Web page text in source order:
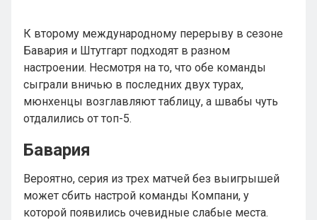
К второму международному перерыву в сезоне
Бавария и Штутгарт подходят в разном
настроении. Несмотря на то, что обе команды
сыграли вничью в последних двух турах,
мюнхенцы возглавляют таблицу, а швабы чуть
отдалились от топ-5.
Бавария
Вероятно, серия из трех матчей без выигрышей
может сбить настрой команды Компани, у
которой появились очевидные слабые места.